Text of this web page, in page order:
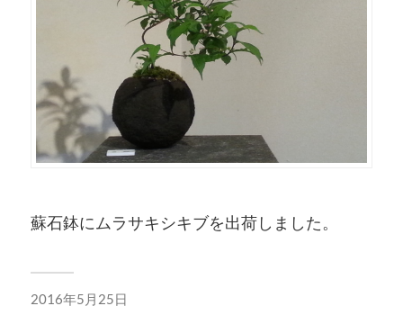
蘇石鉢にムラサキシキブを出荷しました。
2016年5月25日